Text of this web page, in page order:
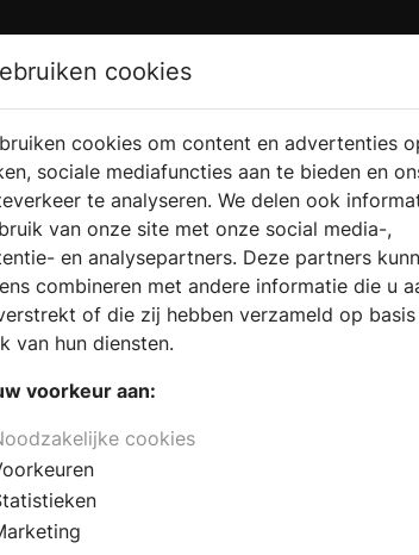
VERKOOPLOCATIE
VINDEN
een keukenzaak in Laren ? Bij
klaar om advies te geven. In
keukentrends en een variatie
samen of kies voor aparte
werkblad of een
+
cookies
cookies om content en advertenties
sociale mediafuncties aan te bieden en
te analyseren. We delen ook
van onze site met onze social media-,
en analysepartners. Deze partners
combineren met andere informatie die u
of die zij hebben verzameld op
van hun diensten.
voorkeur aan:
cookies